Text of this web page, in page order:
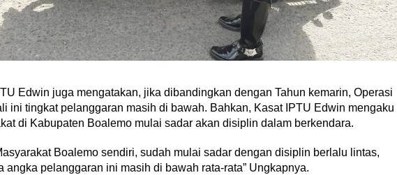
Edwin juga mengatakan, jika dibandingkan dengan Tahun kemarin, Operasi
ini tingkat pelanggaran masih di bawah. Bahkan, Kasat IPTU Edwin mengaku
di Kabupaten Boalemo mulai sadar akan disiplin dalam berkendara.
Boalemo sendiri, sudah mulai sadar dengan disiplin berlalu lintas,
angka pelanggaran ini masih di bawah rata-rata” Ungkapnya.